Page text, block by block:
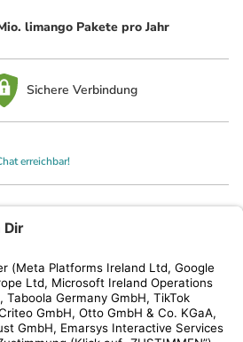
limango Pakete pro Jahr
Sichere Verbindung
erreichbar!